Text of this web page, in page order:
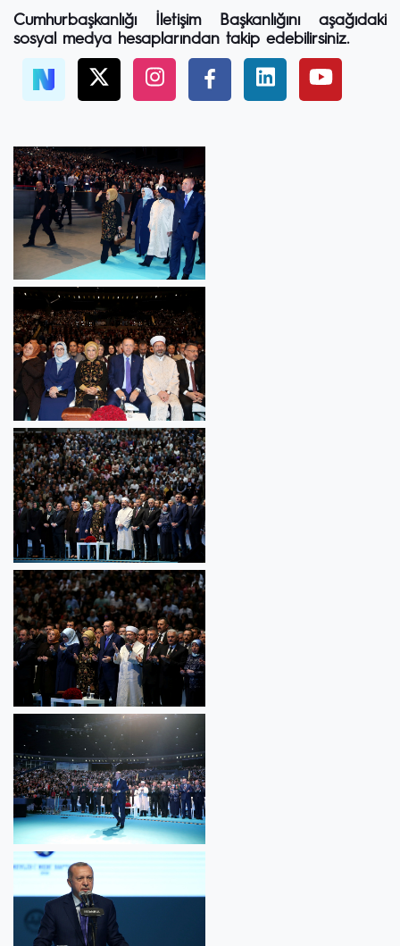
Cumhurbaşkanlığı İletişim Başkanlığını aşağıdaki
sosyal medya hesaplarından takip edebilirsiniz.